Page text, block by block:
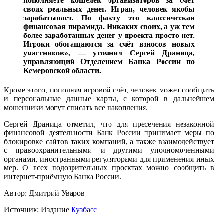
своих реальных денег. Играя, человек якобы
зарабатывает. По факту это классическая
финансовая пирамида. Никаких своих, а уж тем
более заработанных денег у проекта просто нет.
Игроки обогащаются за счёт взносов новых
участников», — уточнил Сергей Драница,
управляющий Отделением Банка России по
Кемеровской области.
Кроме этого, пополняя игровой счёт, человек может сообщить
и персональные данные карты, с которой в дальнейшем
мошенники могут списать все накопления.
Сергей Драница отметил, что для пресечения незаконной
финансовой деятельности Банк России принимает меры по
блокировке сайтов таких компаний, а также взаимодействует
с правоохранительными и другими уполномоченными
органами, иностранными регуляторами для применения иных
мер. О всех подозрительных проектах можно сообщить в
интернет-приёмную Банка России.
Автор: Дмитрий Уваров
Источник: Издание Кузбасс